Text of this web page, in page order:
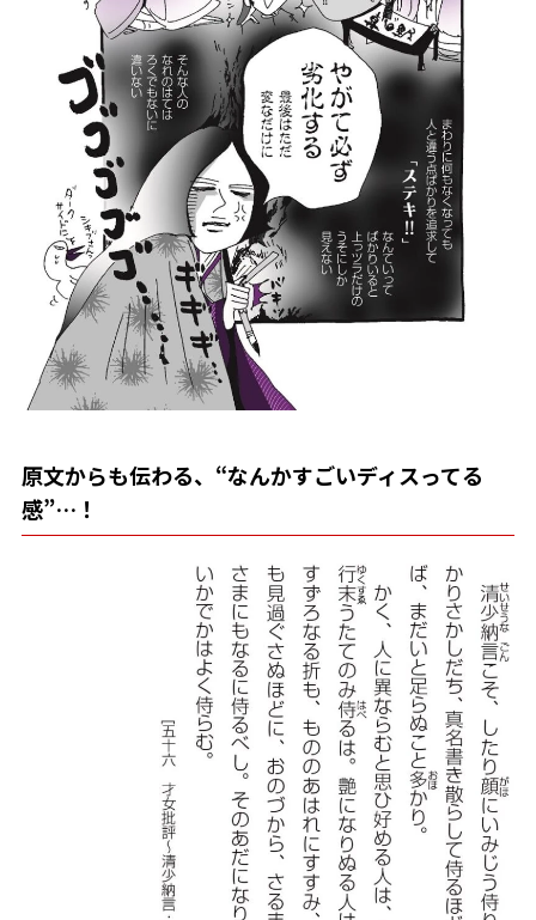
原文からも伝わる、“なんかすごいディスってる
感”…！